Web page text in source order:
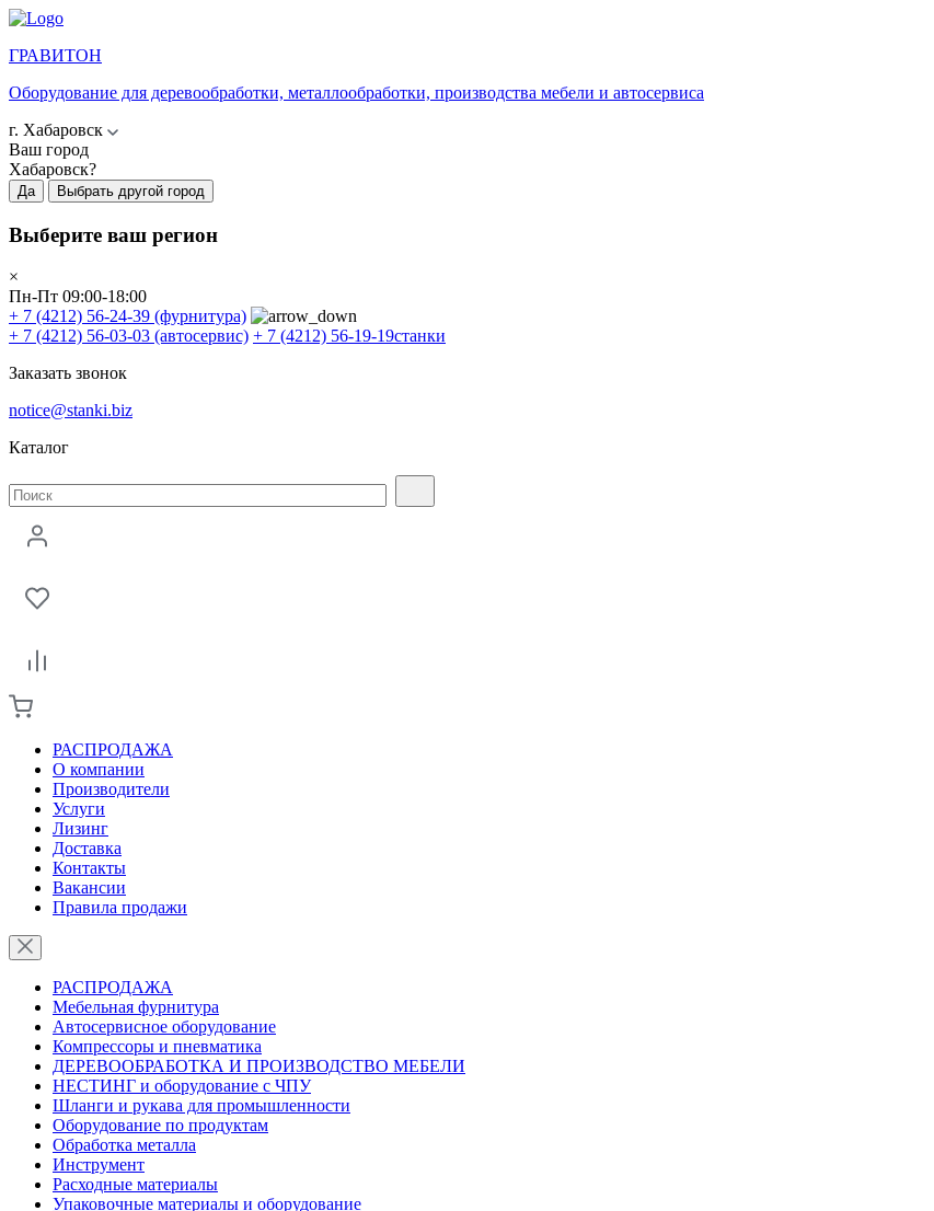
ГРАВИТОН
Оборудование для деревообработки, металлообработки, производства мебели и автосервиса
г. Хабаровск
Ваш город
Хабаровск?
Да Выбрать другой город
Выберите ваш регион
×
Пн-Пт 09:00-18:00
+ 7 (4212) 56-24-39 (фурнитура)
+ 7 (4212) 56-03-03 (автосервис) + 7 (4212) 56-19-19станки
Заказать звонок
notice@stanki.biz
Каталог
РАСПРОДАЖА
О компании
Производители
Услуги
Лизинг
Доставка
Контакты
Вакансии
Правила продажи
РАСПРОДАЖА
Мебельная фурнитура
Автосервисное оборудование
Компрессоры и пневматика
ДЕРЕВООБРАБОТКА И ПРОИЗВОДСТВО МЕБЕЛИ
НЕСТИНГ и оборудование с ЧПУ
Шланги и рукава для промышленности
Оборудование по продуктам
Обработка металла
Инструмент
Расходные материалы
Упаковочные материалы и оборудование